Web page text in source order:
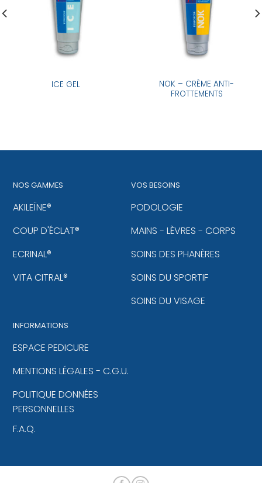
ICE GEL
NOK – CRÈME ANTI-
FROTTEMENTS
NOS GAMMES
AKILEÏNE®
COUP D'ÉCLAT®
ECRINAL®
VITA CITRAL®
VOS BESOINS
PODOLOGIE
MAINS - LÈVRES - CORPS
SOINS DES PHANÈRES
SOINS DU SPORTIF
SOINS DU VISAGE
INFORMATIONS
ESPACE PEDICURE
MENTIONS LÉGALES - C.G.U.
POLITIQUE DONNÉES
PERSONNELLES
F.A.Q.